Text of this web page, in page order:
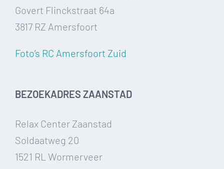
Govert Flinckstraat 64a
3817 RZ Amersfoort
Foto’s RC Amersfoort Zuid
BEZOEKADRES ZAANSTAD
Relax Center Zaanstad
Soldaatweg 20
1521 RL Wormerveer